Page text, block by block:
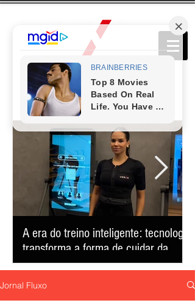
A era do treino inteligente: tecnologia
transforma a forma de cuidar da
saúde e reduz o tempo na academia
Studio For Life aposta em
Jornal Fluxo